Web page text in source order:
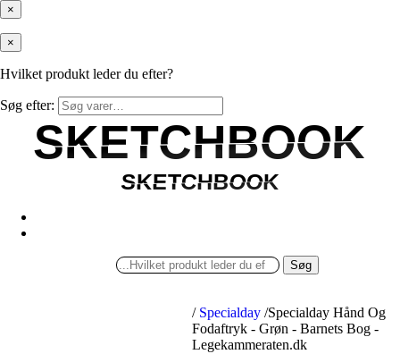
×
×
Hvilket produkt leder du efter?
Søg efter:
SKETCHBOOK
SKETCHBOOK
SKETCHBOOK
SKETCHBOOK
Søg
/ Specialday /Specialday Hånd Og
Fodaftryk - Grøn - Barnets Bog -
Legekammeraten.dk